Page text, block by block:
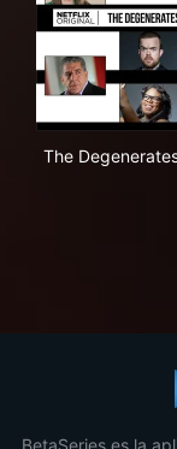
The
BetaSeries es la